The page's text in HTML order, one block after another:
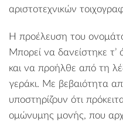
αριστοτεχνικών
Η προέλευση του
Μπορεί να δανείστηκε
και να προήλθε από τη
γεράκι. Με βεβαιότητα
υποστηρίζουν ότι
ομώνυμης μονής, που